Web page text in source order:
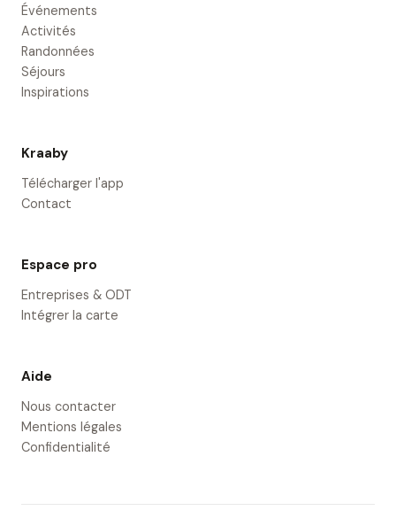
Événements
Activités
Randonnées
Séjours
Inspirations
Kraaby
Télécharger l'app
Contact
Espace pro
Entreprises & ODT
Intégrer la carte
Aide
Nous contacter
Mentions légales
Confidentialité